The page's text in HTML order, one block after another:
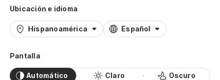
Ubicación e idioma
Hispanoamérica Español
Pantalla
Automático Claro Oscuro